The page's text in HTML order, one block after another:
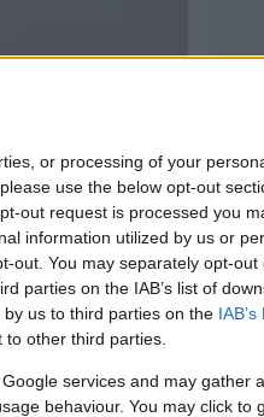
or processing of your
use the below opt-out
out request is processed you
information utilized by us or
out. You may separately opt-out
parties on the IAB’s list of
us to third parties on the
other third parties.
services and may gather
behaviour. You may click to